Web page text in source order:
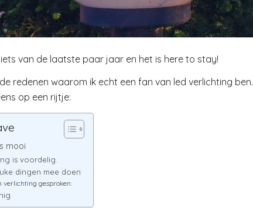
van de laatste paar jaar en het is here to stay!
redenen waarom ik echt een fan van led verlichting ben.
op een rijtje:
mooi
is voordelig.
dingen mee doen
verlichting gesproken: